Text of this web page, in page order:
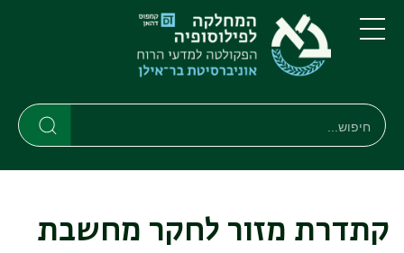
דילוג
לתוכן
העיקרי
דילוג
לתפריט
ניווט
ראשי
תפריט
חיפוש
חיפוש
קתדרת מזור לחקר מחשבת